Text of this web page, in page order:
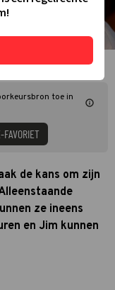
toe in
de kans om zijn
ze ineens
en Jim kunnen